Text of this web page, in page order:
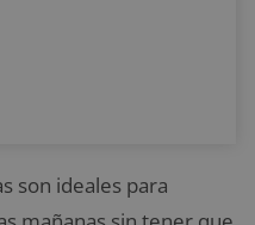
son ideales para